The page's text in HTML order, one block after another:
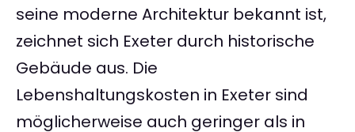
seine moderne Architektur bekannt ist,
zeichnet sich Exeter durch historische
Gebäude aus. Die
Lebenshaltungskosten in Exeter sind
möglicherweise auch geringer als in